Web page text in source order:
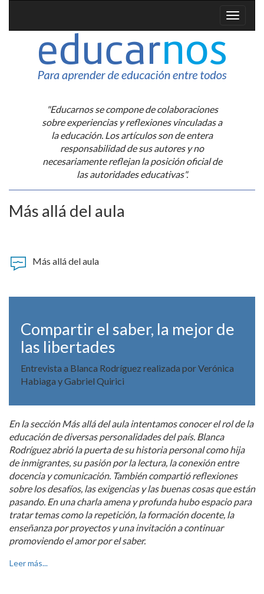
"Educarnos se compone de colaboraciones
sobre experiencias y reflexiones vinculadas a
la educación. Los artículos son de entera
responsabilidad de sus autores y no
necesariamente reflejan la posición oficial de
las autoridades educativas".
Más allá del aula
Más allá del aula
Compartir el saber, la mejor de
las libertades
Entrevista a Blanca Rodríguez realizada por Verónica
Habiaga y Gabriel Quirici
En la sección Más allá del aula intentamos conocer el rol de la
educación de diversas personalidades del país. Blanca
Rodríguez abrió la puerta de su historia personal como hija
de inmigrantes, su pasión por la lectura, la conexión entre
docencia y comunicación. También compartió reflexiones
sobre los desafíos, las exigencias y las buenas cosas que están
pasando. En una charla amena y profunda hubo espacio para
tratar temas como la repetición, la formación docente, la
enseñanza por proyectos y una invitación a continuar
promoviendo el amor por el saber.
Leer más...